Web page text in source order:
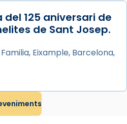
Barcelona
Juliana i
i màrtirs.
del 125 aniversari de
de Sant Josep.
Eixample, Barcelona,